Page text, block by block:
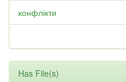
конфлікти
Has File(s)